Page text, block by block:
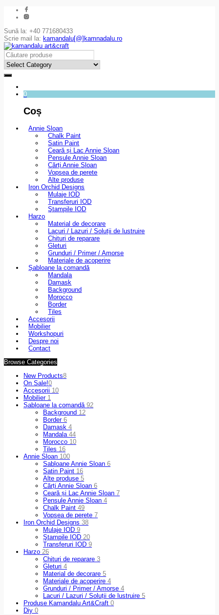
Sună la: +40 771680433
Scrie mail la: kamandalu[@]kamnadalu.ro
0
Coș
Annie Sloan
Chalk Paint
Satin Paint
Ceară și Lac Annie Sloan
Pensule Annie Sloan
Cărți Annie Sloan
Vopsea de perete
Alte produse
Iron Orchid Designs
Mulaje IOD
Transferuri IOD
Ştampile IOD
Harzo
Material de decorare
Lacuri / Lazuri / Soluții de lustruire
Chituri de reparare
Gleturi
Grunduri / Primer / Amorse
Materiale de acoperire
Șabloane la comandă
Mandala
Damask
Background
Morocco
Border
Tiles
Accesorii
Mobilier
Workshopuri
Despre noi
Contact
Browse Categories
New Products8
On Sale!0
Accesorii 10
Mobilier 1
Șabloane la comandă 92
Background 12
Border 6
Damask 4
Mandala 44
Morocco 10
Tiles 16
Annie Sloan 100
Sabloane Annie Sloan 6
Satin Paint 16
Alte produse 5
Cărți Annie Sloan 6
Ceară și Lac Annie Sloan 7
Pensule Annie Sloan 4
Chalk Paint 49
Vopsea de perete 7
Iron Orchid Designs 38
Mulaje IOD 9
Ştampile IOD 20
Transferuri IOD 9
Harzo 26
Chituri de reparare 3
Gleturi 4
Material de decorare 5
Materiale de acoperire 4
Grunduri / Primer / Amorse 4
Lacuri / Lazuri / Soluții de lustruire 5
Produse Kamandalu Art&Craft 0
Diy 0